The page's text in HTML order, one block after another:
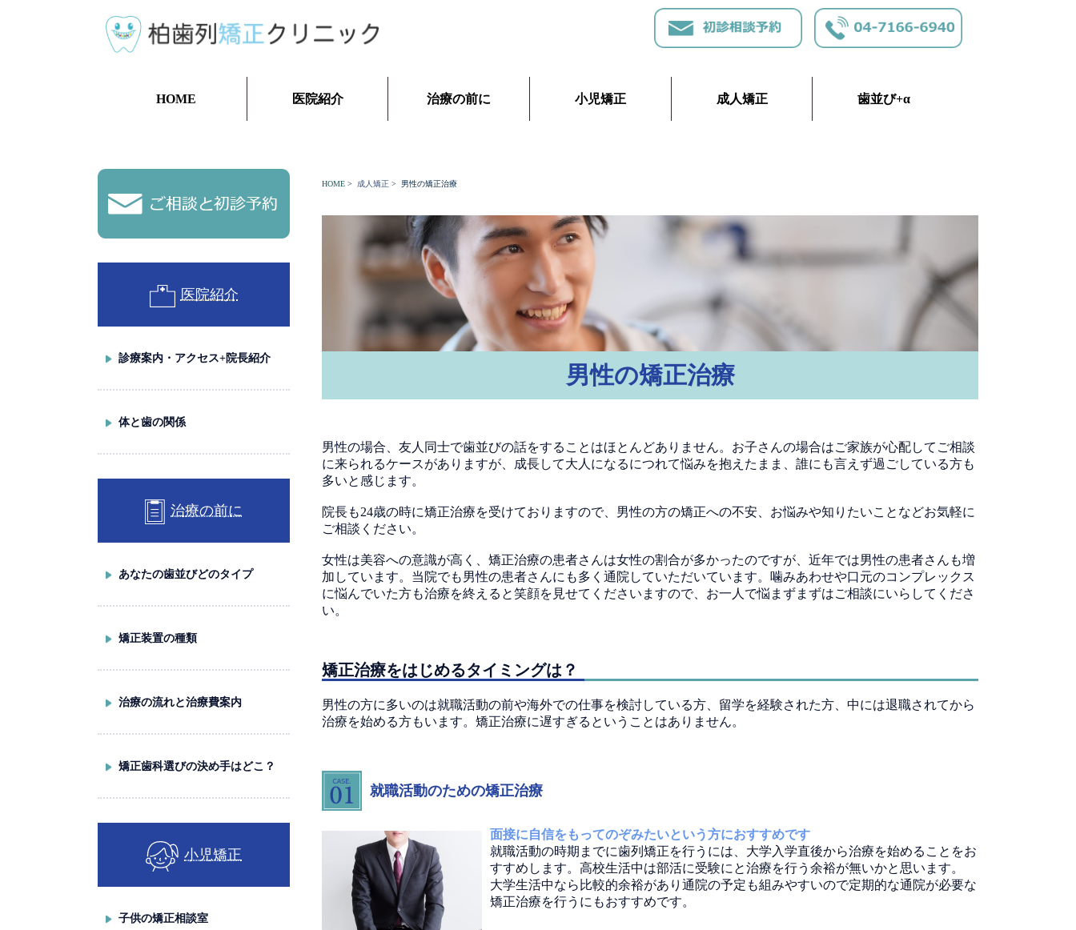
HOME 医院紹介 治療の前に 小児矯正 成人矯正 歯並び+α
医院紹介
診療案内・アクセス+院長紹介
体と歯の関係
治療の前に
あなたの歯並びどのタイプ
矯正装置の種類
治療の流れと治療費案内
矯正歯科選びの決め手はどこ？
小児矯正
子供の矯正相談室
HOME > 成人矯正 > 男性の矯正治療
男性の矯正治療
男性の場合、友人同士で歯並びの話をすることはほとんどありません。お子さんの場合はご家族が心配してご相談
に来られるケースがありますが、成長して大人になるにつれて悩みを抱えたまま、誰にも言えず過ごしている方も
多いと感じます。
院長も24歳の時に矯正治療を受けておりますので、男性の方の矯正への不安、お悩みや知りたいことなどお気軽に
ご相談ください。
女性は美容への意識が高く、矯正治療の患者さんは女性の割合が多かったのですが、近年では男性の患者さんも増
加しています。当院でも男性の患者さんにも多く通院していただいています。噛みあわせや口元のコンプレックス
に悩んでいた方も治療を終えると笑顔を見せてくださいますので、お一人で悩まずまずはご相談にいらしてくださ
い。
矯正治療をはじめるタイミングは？
男性の方に多いのは就職活動の前や海外での仕事を検討している方、留学を経験された方、中には退職されてから
治療を始める方もいます。矯正治療に遅すぎるということはありません。
就職活動のための矯正治療
面接に自信をもってのぞみたいという方におすすめです
就職活動の時期までに歯列矯正を行うには、大学入学直後から治療を始めることをお
すすめします。高校生活中は部活に受験にと治療を行う余裕が無いかと思います。
大学生活中なら比較的余裕があり通院の予定も組みやすいので定期的な通院が必要な
矯正治療を行うにもおすすめです。